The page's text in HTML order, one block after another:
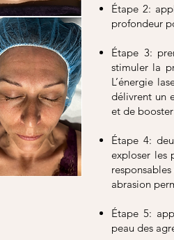
Étape 2:
profondeur
Étape 3:
stimuler la
L’énergie
délivrent un
et de
Étape 4:
exploser les
abrasion
Étape 5:
peau des